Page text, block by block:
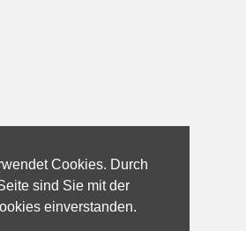
Cookies. Durch
sind Sie mit der
einverstanden.